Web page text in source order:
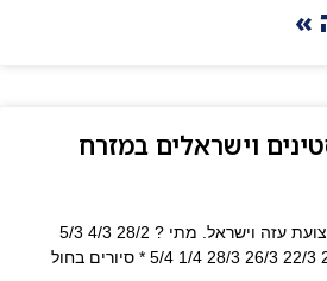
»
וישראלים במזרח
סיורים גאופוליטיים בין רצועת עזה וישראל. מתי ? 28/2 4/3 5/3
7/3 11/3 14/3 16/3 21/3 22/3 26/3 28/3 1/4 5/4 * סיורים בחול